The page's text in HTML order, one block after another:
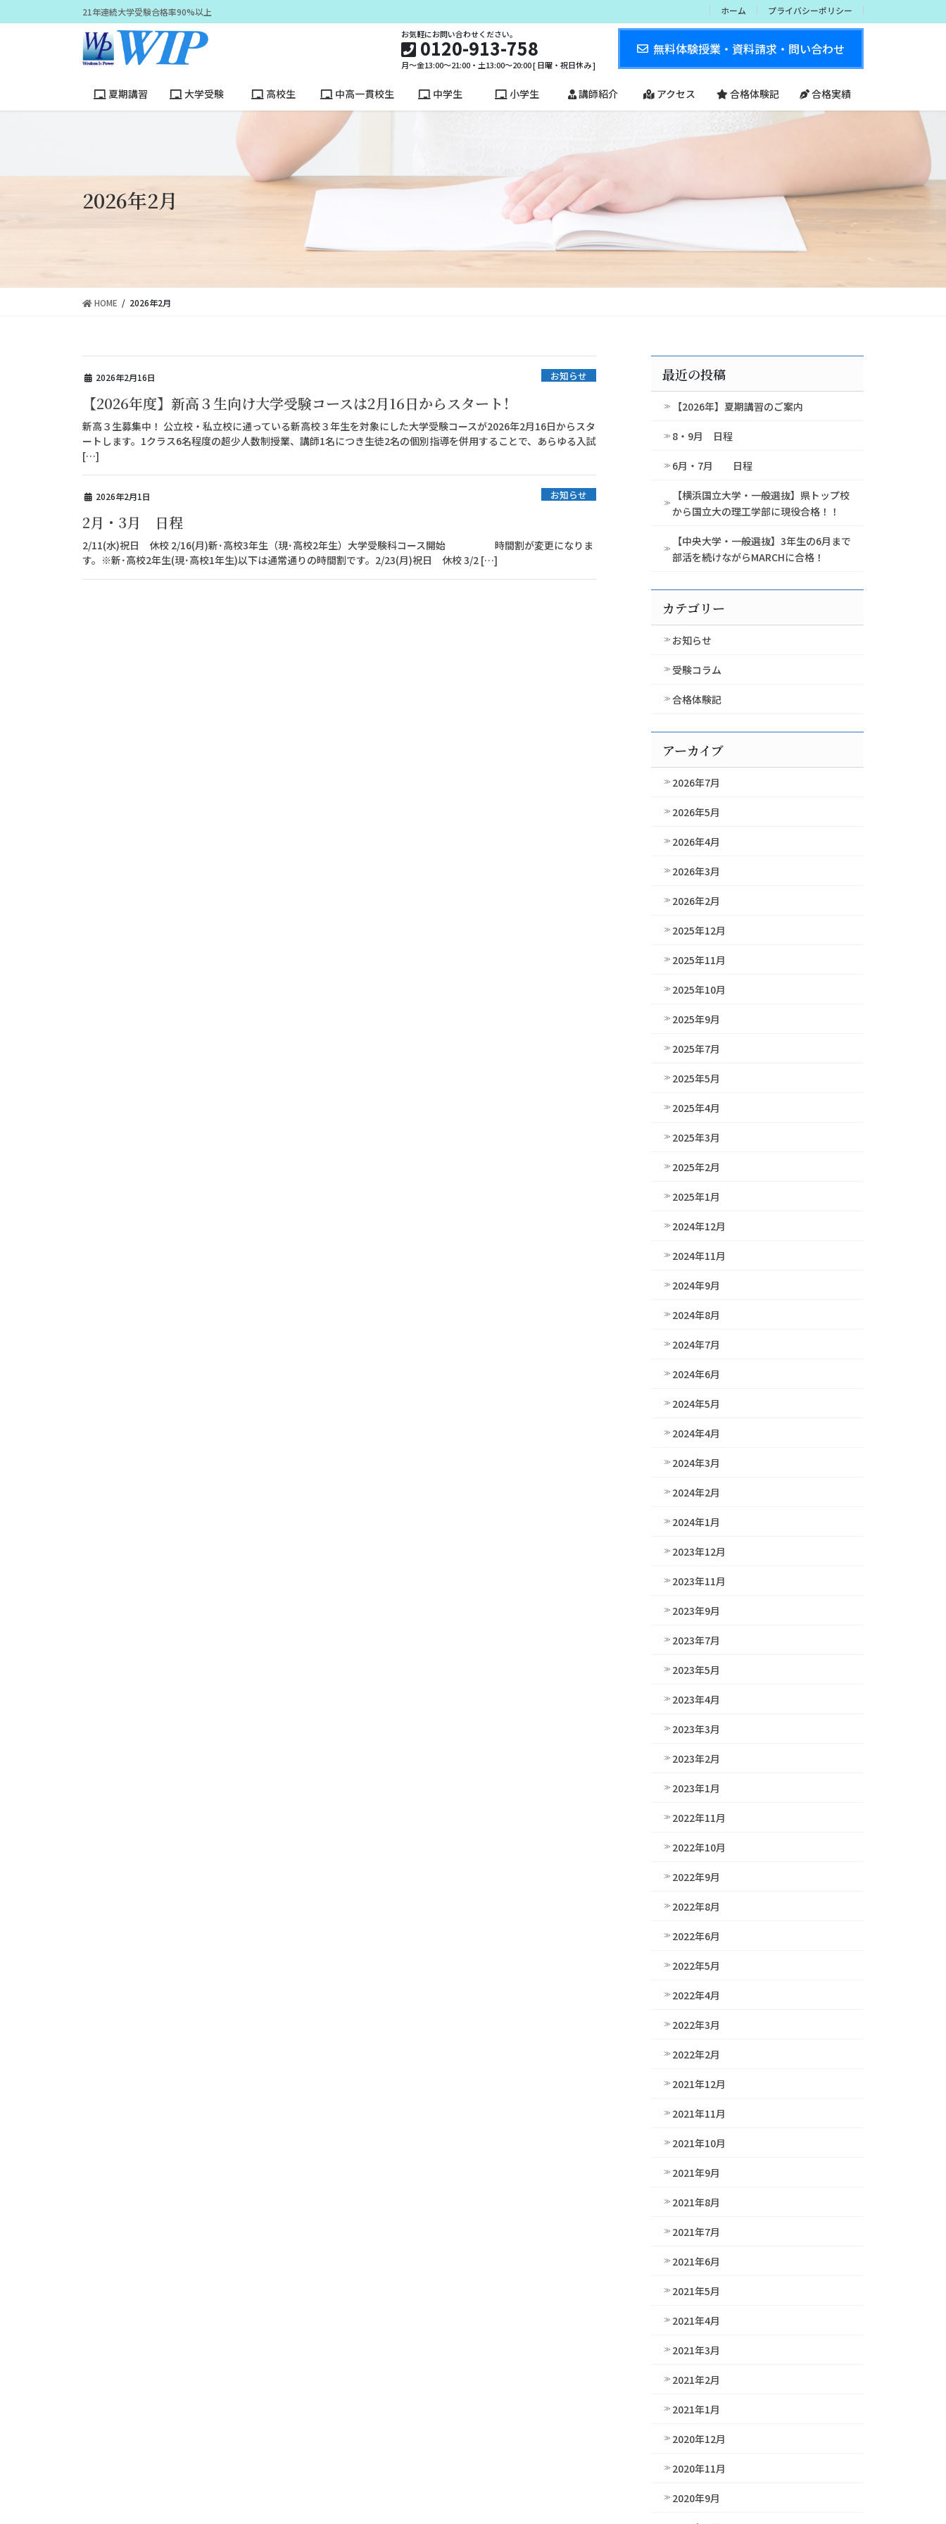
ン
移
ビ
ン
21年連続大学受験合格率90%以上 ホーム プライバシーポリシー
お気軽にお問い合わせください。
0120-913-758
月～金13:00～21:00・土13:00～20:00 [ 日曜・祝日休み ]
無料体験授業・資料請求・問い合わせ
夏期講習 大学受験 高校生 中高一貫校生 中学生 小学生 講師紹介 アクセス 合格体験記 合格実績
2026年2月
HOME 2026年2月
2026年2月16日 お知らせ
【2026年度】新高３生向け大学受験コースは2月16日からスタート！
新高３生募集中！ 公立校・私立校に通っている新高校３年生を対象にした大学受験コースが2026年2月16日からスタ
ートします。1クラス6名程度の超少人数制授業、講師1名につき生徒2名の個別指導を併用することで、あらゆる入試
[…]
2026年2月1日 お知らせ
2月・3月 日程
2/11(水)祝日 休校 2/16(月)新･高校3年生（現･高校2年生）大学受験科コース開始 時間割が変更になりま
す。※新･高校2年生(現･高校1年生)以下は通常通りの時間割です。2/23(月)祝日 休校 3/2 […]
最近の投稿
【2026年】夏期講習のご案内
8・9月 日程
6月・7月 日程
【横浜国立大学・一般選抜】県トップ校
から国立大の理工学部に現役合格！！
【中央大学・一般選抜】3年生の6月まで
部活を続けながらMARCHに合格！
カテゴリー
お知らせ
受験コラム
合格体験記
アーカイブ
2026年7月
2026年5月
2026年4月
2026年3月
2026年2月
2025年12月
2025年11月
2025年10月
2025年9月
2025年7月
2025年5月
2025年4月
2025年3月
2025年2月
2025年1月
2024年12月
2024年11月
2024年9月
2024年8月
2024年7月
2024年6月
2024年5月
2024年4月
2024年3月
2024年2月
2024年1月
2023年12月
2023年11月
2023年9月
2023年7月
2023年5月
2023年4月
2023年3月
2023年2月
2023年1月
2022年11月
2022年10月
2022年9月
2022年8月
2022年6月
2022年5月
2022年4月
2022年3月
2022年2月
2021年12月
2021年11月
2021年10月
2021年9月
2021年8月
2021年7月
2021年6月
2021年5月
2021年4月
2021年3月
2021年2月
2021年1月
2020年12月
2020年11月
2020年9月